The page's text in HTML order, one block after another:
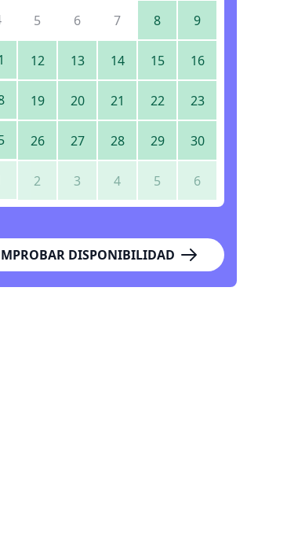
5 6 7 8 9
12 13 14 15 16
19 20 21 22 23
26 27 28 29 30
2 3 4 5 6
DISPONIBILIDAD